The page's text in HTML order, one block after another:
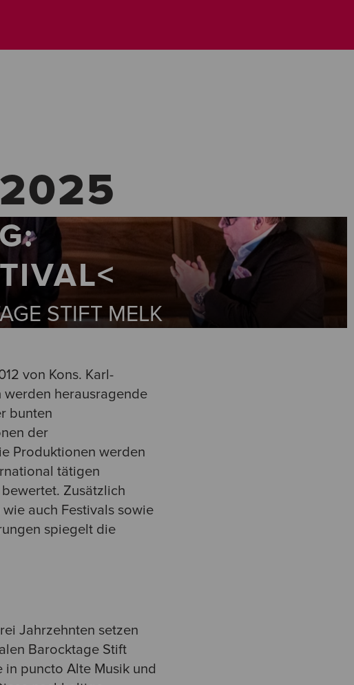
STIFT MELK
von Kons. Karl-
werden herausragende
bunten
der
Produktionen werden
tätigen
Zusätzlich
auch Festivals sowie
spiegelt die
Jahrzehnten setzen
Barocktage Stift
in puncto Alte Musik und